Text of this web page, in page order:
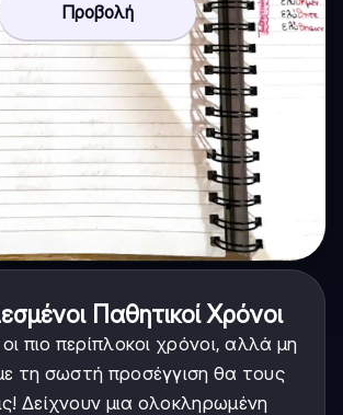
Προβολή
Παθητικοί Χρόνοι
οι πιο περίπλοκοι χρόνοι, αλλά μη
τη σωστή προσέγγιση θα τους
Δείχνουν μια ολοκληρωμένη